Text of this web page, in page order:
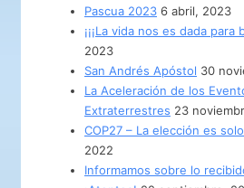
Pascua 2023 6 abril, 2023
¡¡¡La vida nos es dada para
2023
San Andrés Apóstol 30
La Aceleración de los
Extraterrestres 23
COP27 – La elección es
2022
Informamos sobre lo